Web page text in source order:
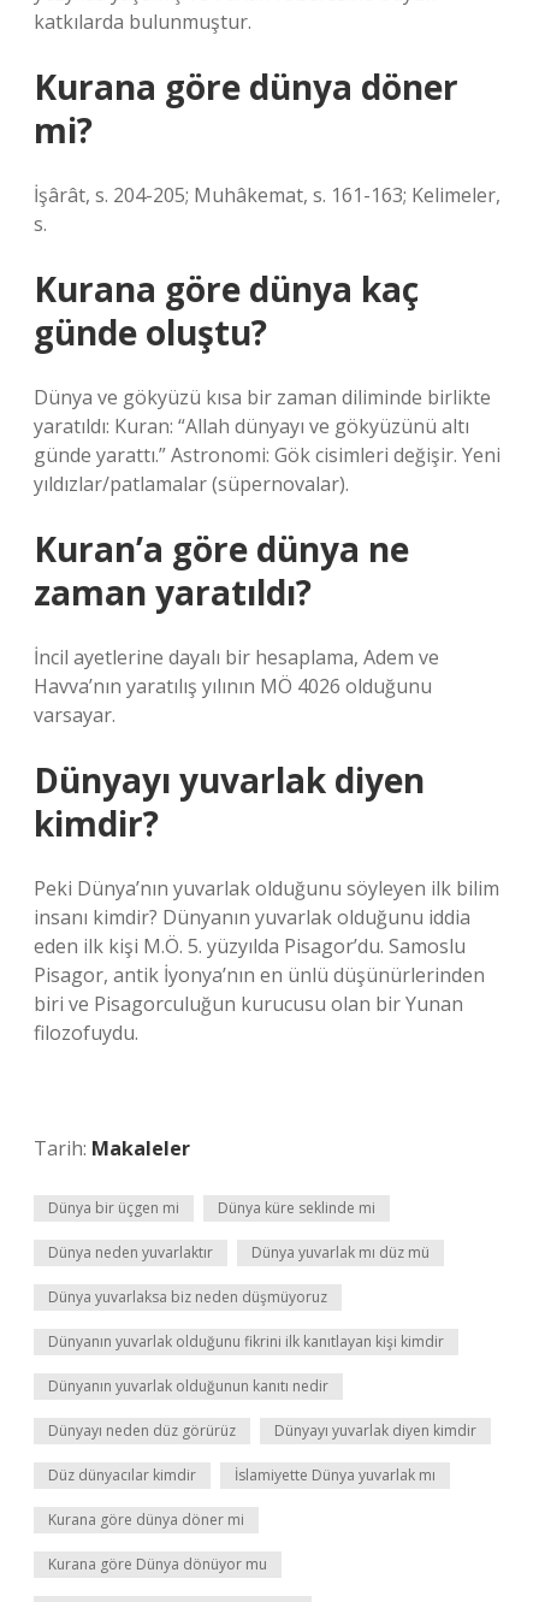
katkılarda bulunmuştur.
Kurana göre dünya döner
mi?
İşârât, s. 204-205; Muhâkemat, s. 161-163; Kelimeler,
s.
Kurana göre dünya kaç
günde oluştu?
Dünya ve gökyüzü kısa bir zaman diliminde birlikte
yaratıldı: Kuran: “Allah dünyayı ve gökyüzünü altı
günde yarattı.” Astronomi: Gök cisimleri değişir. Yeni
yıldızlar/patlamalar (süpernovalar).
Kuran’a göre dünya ne
zaman yaratıldı?
İncil ayetlerine dayalı bir hesaplama, Adem ve
Havva’nın yaratılış yılının MÖ 4026 olduğunu
varsayar.
Dünyayı yuvarlak diyen
kimdir?
Peki Dünya’nın yuvarlak olduğunu söyleyen ilk bilim
insanı kimdir? Dünyanın yuvarlak olduğunu iddia
eden ilk kişi M.Ö. 5. yüzyılda Pisagor’du. Samoslu
Pisagor, antik İyonya’nın en ünlü düşünürlerinden
biri ve Pisagorculuğun kurucusu olan bir Yunan
filozofuydu.
Tarih: Makaleler
Dünya bir üçgen mi Dünya küre seklinde mi
Dünya neden yuvarlaktır Dünya yuvarlak mı düz mü
Dünya yuvarlaksa biz neden düşmüyoruz
Dünyanın yuvarlak olduğunu fikrini ilk kanıtlayan kişi kimdir
Dünyanın yuvarlak olduğunun kanıtı nedir
Dünyayı neden düz görürüz Dünyayı yuvarlak diyen kimdir
Düz dünyacılar kimdir İslamiyette Dünya yuvarlak mı
Kurana göre dünya döner mi
Kurana göre Dünya dönüyor mu